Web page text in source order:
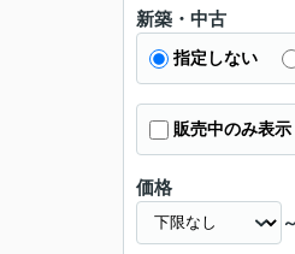
新築・中古
指定しない
販売中のみ表示
価格
～